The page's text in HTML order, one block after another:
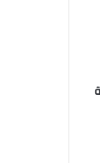
21 سنة